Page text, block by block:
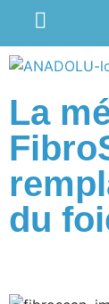
La
du